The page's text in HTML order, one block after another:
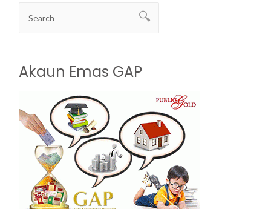
Akaun Emas GAP